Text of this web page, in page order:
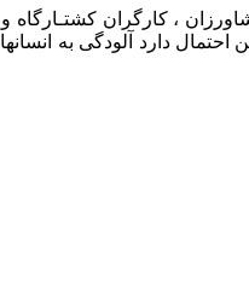
، كارگران
دارد آلودگی به